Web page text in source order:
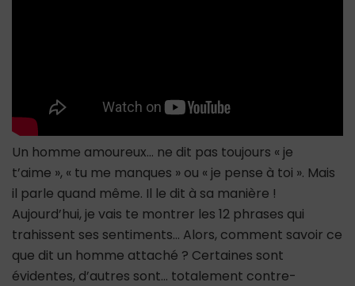
Un homme amoureux… ne dit pas toujours « je
t’aime », « tu me manques » ou « je pense à toi ». Mais
il parle quand même. Il le dit à sa manière !
Aujourd’hui, je vais te montrer les 12 phrases qui
trahissent ses sentiments… Alors, comment savoir ce
que dit un homme attaché ? Certaines sont
évidentes, d’autres sont… totalement contre-